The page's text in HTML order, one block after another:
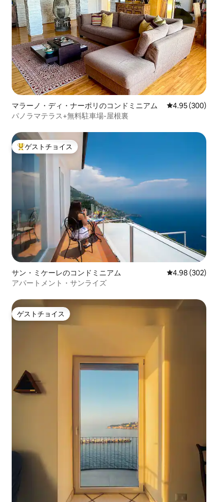
マラーノ・ディ・ナーポリのコンドミニアム レビュー300
4.95 (300)
パノラマテラス+無料駐車場-屋根裏
大好評のゲストチョイスです。
ゲストチョイス
サン・ミケーレのコンドミニアム レビュー302
4.98 (302)
アパートメント・サンライズ
ゲストチョイス
ゲストチョイス